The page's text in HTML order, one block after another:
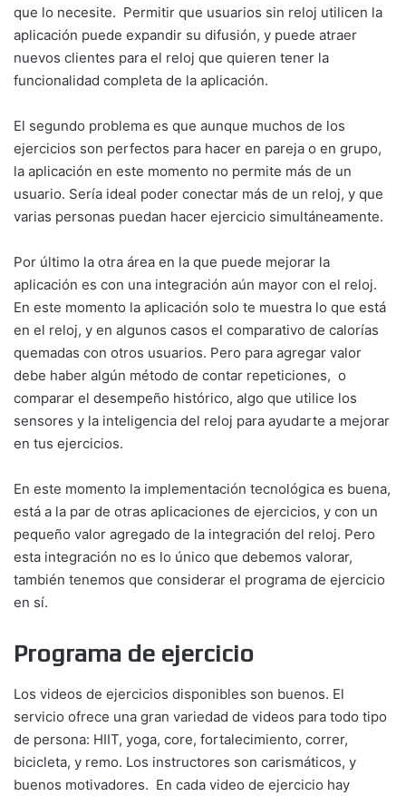
que lo necesite. Permitir que usuarios sin reloj utilicen la
aplicación puede expandir su difusión, y puede atraer
nuevos clientes para el reloj que quieren tener la
funcionalidad completa de la aplicación.
El segundo problema es que aunque muchos de los
ejercicios son perfectos para hacer en pareja o en grupo,
la aplicación en este momento no permite más de un
usuario. Sería ideal poder conectar más de un reloj, y que
varias personas puedan hacer ejercicio simultáneamente.
Por último la otra área en la que puede mejorar la
aplicación es con una integración aún mayor con el reloj.
En este momento la aplicación solo te muestra lo que está
en el reloj, y en algunos casos el comparativo de calorías
quemadas con otros usuarios. Pero para agregar valor
debe haber algún método de contar repeticiones, o
comparar el desempeño histórico, algo que utilice los
sensores y la inteligencia del reloj para ayudarte a mejorar
en tus ejercicios.
En este momento la implementación tecnológica es buena,
está a la par de otras aplicaciones de ejercicios, y con un
pequeño valor agregado de la integración del reloj. Pero
esta integración no es lo único que debemos valorar,
también tenemos que considerar el programa de ejercicio
en sí.
Programa de ejercicio
Los videos de ejercicios disponibles son buenos. El
servicio ofrece una gran variedad de videos para todo tipo
de persona: HIIT, yoga, core, fortalecimiento, correr,
bicicleta, y remo. Los instructores son carismáticos, y
buenos motivadores. En cada video de ejercicio hay